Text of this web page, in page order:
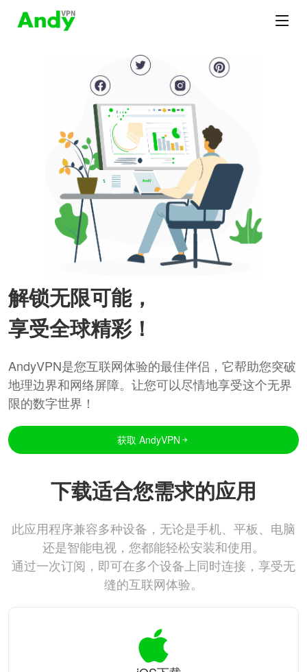
解锁无限可能，
享受全球精彩！
AndyVPN是您互联网体验的最佳伴侣，它帮助您突破
地理边界和网络屏障。让您可以尽情地享受这个无界
限的数字世界！
获取 AndyVPN
下载适合您需求的应用
此应用程序兼容多种设备，无论是手机、平板、电脑
还是智能电视，您都能轻松安装和使用。
通过一次订阅，即可在多个设备上同时连接，享受无
缝的互联网体验。